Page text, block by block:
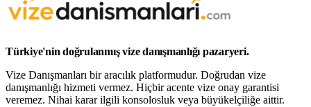
Türkiye'nin doğrulanmış vize danışmanlığı pazaryeri.
Vize Danışmanları bir aracılık platformudur. Doğrudan vize
danışmanlığı hizmeti vermez. Hiçbir acente vize onay garantisi
veremez. Nihai karar ilgili konsolosluk veya büyükelçiliğe aittir.